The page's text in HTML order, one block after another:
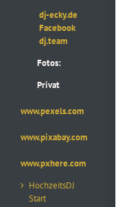
dj-ecky.de
Facebook
dj.team
Fotos:
Privat
www.pexels.com
www.pixabay.com
www.pxhere.com
HochzeitsDJ
Start